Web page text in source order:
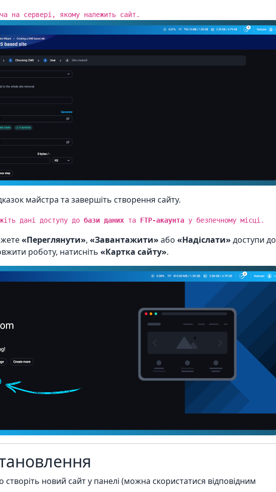
на сервері, якому належить сайт.
майстра та завершіть створення сайту.
дані доступу до бази даних та FTP-акаунта у безпечному місці.
«Переглянути», «Завантажити» або «Надіслати» доступи до
роботу, натисніть «Картка сайту».
створіть новий сайт у панелі (можна скористатися відповідним